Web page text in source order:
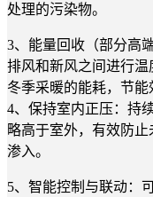
处理的污染物。
3、能量回收（部分高
排风和新风之间进行
冬季采暖的能耗，节能
4、保持室内正压：持
略高于室外，有效防
渗入。
5、智能控制与联动：